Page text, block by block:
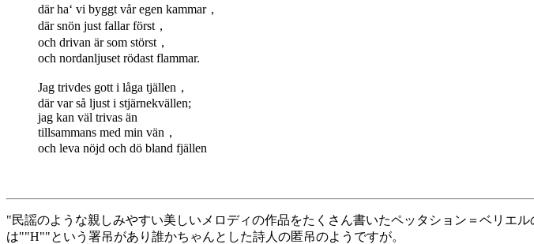
där ha‘ vi byggt vår egen kammar，
där snön just fallar först，
och drivan är som störst，
och nordanljuset rödast flammar.
Jag trivdes gott i låga tjällen，
där var så ljust i stjärnekvällen;
jag kan väl trivas än
tillsammans med min vän，
och leva nöjd och dö bland fjällen
"民謡のような親しみやすい美しいメロディの作品をたくさん書いたペッタション＝ベリエ
は""H""という署吊があり誰かちゃんとした詩人の匿吊のようですが。